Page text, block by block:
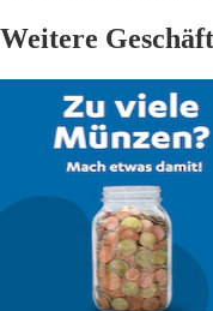
Weitere